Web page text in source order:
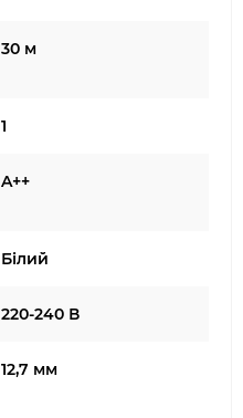
30 м
1
A++
Білий
220-240 В
12,7 мм